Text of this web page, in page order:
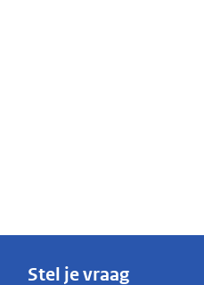
Stel je vraag